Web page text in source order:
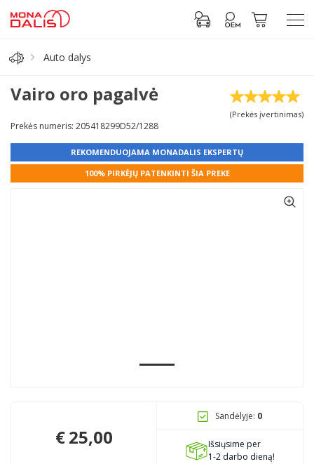
Antifrizas
+370 68306302
Auto dalys
Vairo oro pagalvė
(Prekės įvertinimas)
Prekės numeris: 205418299D52/1288
REKOMENDUOJAMA MONADALIS EKSPERTŲ
100% PIRKĖJŲ PATENKINTI ŠIA PREKE
€25,00
Sandėlyje: 0
Išsiųsime per
1-2 darbo dieną!